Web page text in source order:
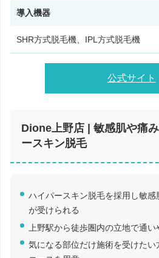
導入機器
SHR方式脱毛機、IPL方式脱毛機
公式サイト
Dione上野店 | 敏感肌や痛
ースキン脱毛
ハイパースキン脱毛を採用し敏
が受けられる
上野駅から徒歩圏内の立地で通い
気になる部位だけ施術を受けた